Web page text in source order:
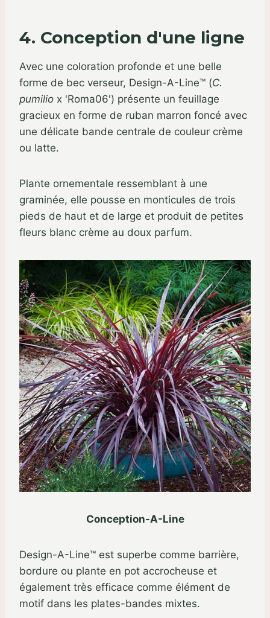
4. Conception d'une ligne
Avec une coloration profonde et une belle
forme de bec verseur, Design-A-Line™ (C.
pumilio x 'Roma06') présente un feuillage
gracieux en forme de ruban marron foncé avec
une délicate bande centrale de couleur crème
ou latte.
Plante ornementale ressemblant à une
graminée, elle pousse en monticules de trois
pieds de haut et de large et produit de petites
fleurs blanc crème au doux parfum.
Conception-A-Line
Design-A-Line™ est superbe comme barrière,
bordure ou plante en pot accrocheuse et
également très efficace comme élément de
motif dans les plates-bandes mixtes.